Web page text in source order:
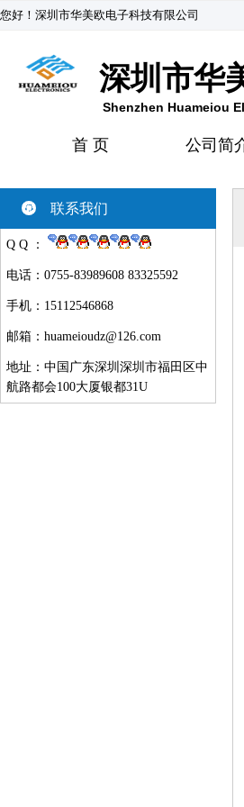
您好！深圳市华美欧电子科技有限公司
深圳市华
Shenzhen Huameiou
首 页 公司简
联系我们
Q Q ：
电话：0755-83989608 83325592
手机：15112546868
邮箱： huameioudz@126.com
地址：中国广东深圳深圳市福田区中
航路都会100大厦银都31U